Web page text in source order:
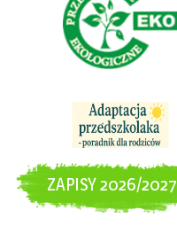
ZAPISY 2026/2027